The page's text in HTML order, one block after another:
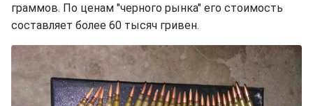
граммов. По ценам "черного рынка" его стоимость
составляет более 60 тысяч гривен.